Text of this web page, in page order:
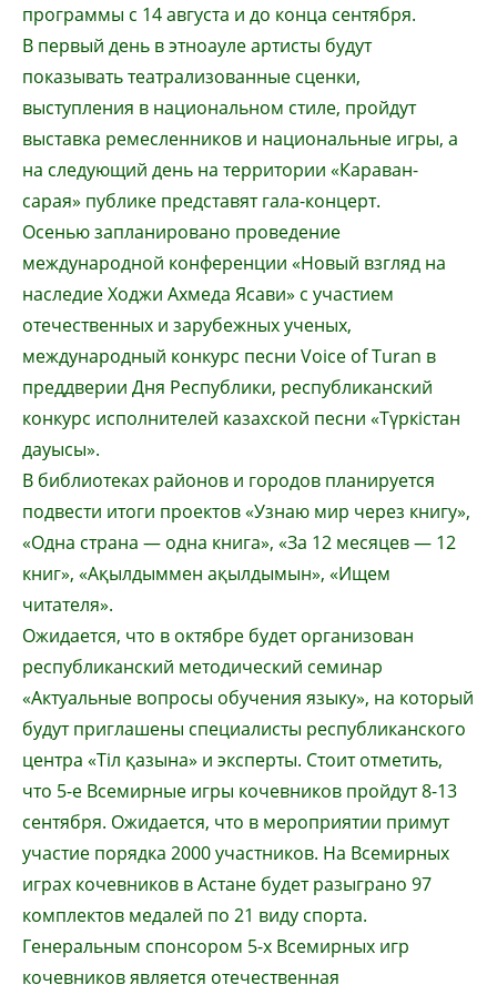
программы с 14 августа и до конца сентября.
В первый день в этноауле артисты будут
показывать театрализованные сценки,
выступления в национальном стиле, пройдут
выставка ремесленников и национальные игры, а
на следующий день на территории «Караван-
сарая» публике представят гала-концерт.
Осенью запланировано проведение
международной конференции «Новый взгляд на
наследие Ходжи Ахмеда Ясави» с участием
отечественных и зарубежных ученых,
международный конкурс песни Voice of Turan в
преддверии Дня Республики, республиканский
конкурс исполнителей казахской песни «Түркістан
дауысы».
В библиотеках районов и городов планируется
подвести итоги проектов «Узнаю мир через книгу»,
«Одна страна — одна книга», «За 12 месяцев — 12
книг», «Ақылдыммен ақылдымын», «Ищем
читателя».
Ожидается, что в октябре будет организован
республиканский методический семинар
«Актуальные вопросы обучения языку», на который
будут приглашены специалисты республиканского
центра «Тіл қазына» и эксперты. Стоит отметить,
что 5-е Всемирные игры кочевников пройдут 8-13
сентября. Ожидается, что в мероприятии примут
участие порядка 2000 участников. На Всемирных
играх кочевников в Астане будет разыграно 97
комплектов медалей по 21 виду спорта.
Генеральным спонсором 5-х Всемирных игр
кочевников является отечественная